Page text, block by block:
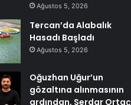
Ağustos 5, 2026
Tercan’da Alabalık
Hasadı Başladı
Ağustos 5, 2026
Oğuzhan Uğur’un
gözaltına alınmasının
ardından, Serdar Ortaç